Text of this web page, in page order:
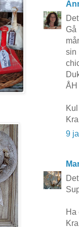
Gå
sin
ÅH
9
Ha